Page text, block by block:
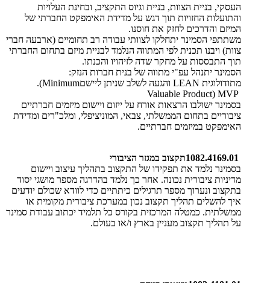
העסקי, בניית הצוות, בניית וגיוס התקציב, ובחינת העלויות
והתועלות החזויות תוך דגש על מדידת האימפקט החברתי של
המיזם והדרכים לחזק את חוסנו.
משתתפי הסמינר יתחלקו לצוותי עבודה רב תחומיים (ארבעה חברי
צוות) ויבנו תכנית לפי המתווה הנלמד לבניית מיזם בתחום החברתי
תוך התבססות על מחקר שדה לזיהויו והכנתו.
הסמינר יתנהל עפ"י מתווה של בנית חברות הנזק:
מתודולוגית LEAN והגעה לשלב שניתן ליישם.(Minimum
Valuable Product) MVP
בסמינר ישולבו הרצאות אורח על ייזום ויישום מיזמים חברתיים
ציבוריים בתחום הממשלתי, צבאי, המוניציפלי, ומלכ"רים ומדידת
האימפקט במיזמים חברתיים.
1082.4169.01תקצוב במגזר הציבורי
בסמינר נלמד את תפקידו של התקצוב בתהליך עיצוב ויישום
מדיניות ציבורית נכונה. אחר כך נלמד בהדרגה מספר מושגי יסוד
בתקצוב ונערוך מספר תרגילים כיתתיים כדי לוודא שכולם יודעים
איך להשלים תהליך תקצוב נכון במערכת ציבורית מקומית או
ממשלתית. כמטלה המרכזית בקורס כל תלמיד יכתוב עבודת סמינר
על תהליך תקצוב מעניין בארץ ו/או בעולם.